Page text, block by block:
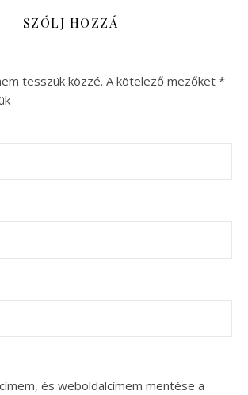
SZÓLJ HOZZÁ
tesszük közzé. A kötelező mezőket *
és weboldalcímem mentése a